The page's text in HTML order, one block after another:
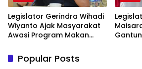
Legislator Gerindra Wihadi
Wiyanto Ajak Masyarakat
Awasi Program Makan
Sasaran
Popular Posts